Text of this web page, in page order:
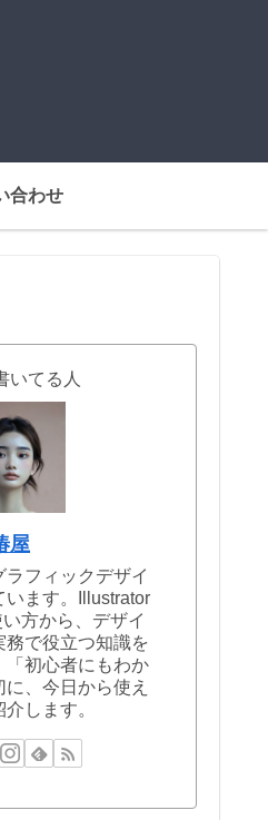
合わせ
いてる人
屋
フィックデザイ
います。Illustrator
方から、デザイ
務で役立つ知識を
「初心者にもわか
、今日から使え
します。